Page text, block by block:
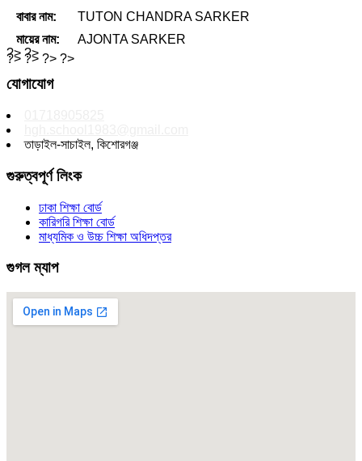
বাবার নাম:
TUTON CHANDRA SARKER
মায়ের নাম:
AJONTA SARKER
?> ?> ?> ?>
?> ?>
যোগাযোগ
তাড়াইল-সাচাইল, কিশোরগঞ্জ
গুরুত্বপূর্ণ লিংক
ঢাকা শিক্ষা বোর্ড
কারিগরি শিক্ষা বোর্ড
মাধ্যমিক ও উচ্চ শিক্ষা অধিদপ্তর
গুগল ম্যাপ